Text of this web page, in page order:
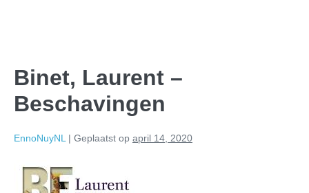
Binet, Laurent –
Beschavingen
EnnoNuyNL | Geplaatst op april 14, 2020